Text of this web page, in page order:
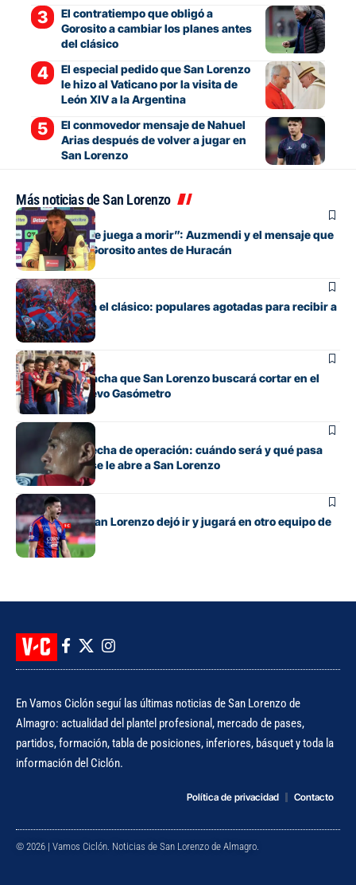
El contratiempo que obligó a
Gorosito a cambiar los planes antes
del clásico
El especial pedido que San Lorenzo
le hizo al Vaticano por la visita de
León XIV a la Argentina
El conmovedor mensaje de Nahuel
Arias después de volver a jugar en
San Lorenzo
Más noticias de San Lorenzo
Fútbol
“Cada pelota se juega a morir”: Auzmendi y el mensaje que
transmitió de Gorosito antes de Huracán
Fútbol
Boedo ya juega el clásico: populares agotadas para recibir a
Huracán
Fútbol
La incómoda racha que San Lorenzo buscará cortar en el
clásico del Nuevo Gasómetro
Fútbol
Barrios tiene fecha de operación: cuándo será y qué pasa
con cupo que se le abre a San Lorenzo
Fútbol
El lateral que San Lorenzo dejó ir y jugará en otro equipo de
Primera
En Vamos Ciclón seguí las últimas noticias de San Lorenzo de
Almagro: actualidad del plantel profesional, mercado de pases,
partidos, formación, tabla de posiciones, inferiores, básquet y toda la
información del Ciclón.
Política de privacidad Contacto
© 2026 | Vamos Ciclón. Noticias de San Lorenzo de Almagro.